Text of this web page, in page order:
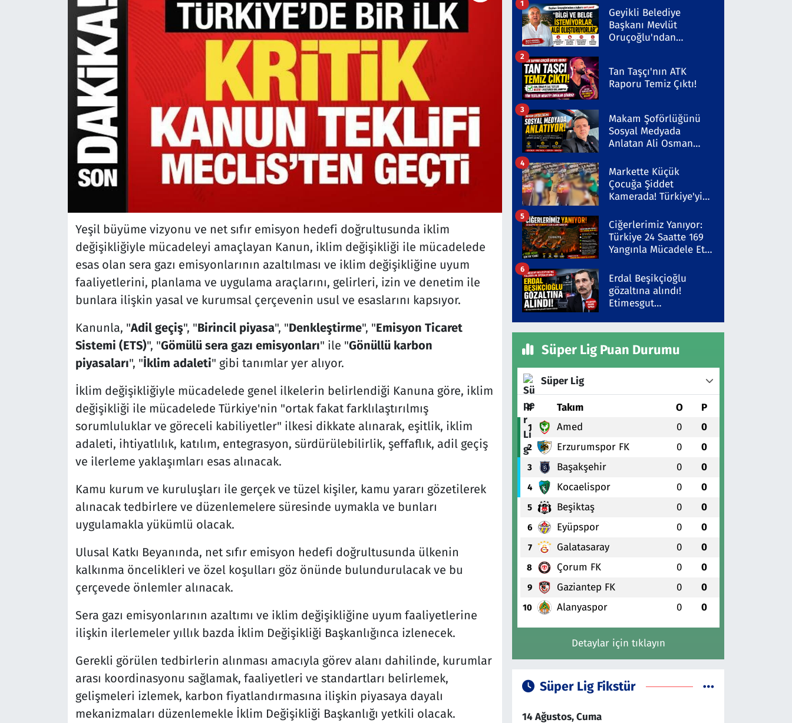
Yeşil büyüme vizyonu ve net sıfır emisyon hedefi doğrultusunda iklim
değişikliğiyle mücadeleyi amaçlayan Kanun, iklim değişikliği ile mücadelede
esas olan sera gazı emisyonlarının azaltılması ve iklim değişikliğine uyum
faaliyetlerini, planlama ve uygulama araçlarını, gelirleri, izin ve denetim ile
bunlara ilişkin yasal ve kurumsal çerçevenin usul ve esaslarını kapsıyor.
Kanunla, "Adil geçiş", "Birincil piyasa", "Denkleştirme", "Emisyon Ticaret
Sistemi (ETS)", "Gömülü sera gazı emisyonları" ile "Gönüllü karbon
piyasaları", "İklim adaleti" gibi tanımlar yer alıyor.
İklim değişikliğiyle mücadelede genel ilkelerin belirlendiği Kanuna göre, iklim
değişikliği ile mücadelede Türkiye'nin "ortak fakat farklılaştırılmış
sorumluluklar ve göreceli kabiliyetler" ilkesi dikkate alınarak, eşitlik, iklim
adaleti, ihtiyatlılık, katılım, entegrasyon, sürdürülebilirlik, şeffaflık, adil geçiş
ve ilerleme yaklaşımları esas alınacak.
Kamu kurum ve kuruluşları ile gerçek ve tüzel kişiler, kamu yararı gözetilerek
alınacak tedbirlere ve düzenlemelere süresinde uymakla ve bunları
uygulamakla yükümlü olacak.
Ulusal Katkı Beyanında, net sıfır emisyon hedefi doğrultusunda ülkenin
kalkınma öncelikleri ve özel koşulları göz önünde bulundurulacak ve bu
çerçevede önlemler alınacak.
Sera gazı emisyonlarının azaltımı ve iklim değişikliğine uyum faaliyetlerine
ilişkin ilerlemeler yıllık bazda İklim Değişikliği Başkanlığınca izlenecek.
Gerekli görülen tedbirlerin alınması amacıyla görev alanı dahilinde, kurumlar
arası koordinasyonu sağlamak, faaliyetleri ve standartları belirlemek,
gelişmeleri izlemek, karbon fiyatlandırmasına ilişkin piyasaya dayalı
mekanizmaları düzenlemekle İklim Değişikliği Başkanlığı yetkili olacak.
Geyikli Belediye
Başkanı Mevlüt
Oruçoğlu'ndan
1
Tan Taşçı'nın ATK
Raporu Temiz Çıktı!
2
Makam Şoförlüğünü
Sosyal Medyada
Anlatan Ali Osman
3
Markette Küçük
Çocuğa Şiddet
Kamerada! Türkiye'yi
Şüpheli Gözaltında
4
Ciğerlerimiz Yanıyor:
Türkiye 24 Saatte 169
Yangınla Mücadele Etti!
5
Erdal Beşikçioğlu
gözaltına alındı!
Etimesgut
6
Süper Lig Puan Durumu
Süper Lig
# Takım O P
1 Amed 0 0
2 Erzurumspor FK 0 0
3 Başakşehir 0 0
4 Kocaelispor 0 0
5 Beşiktaş 0 0
6 Eyüpspor 0 0
7 Galatasaray 0 0
8 Çorum FK 0 0
9 Gaziantep FK 0 0
10 Alanyaspor 0 0
Detaylar için tıklayın
Süper Lig Fikstür
14 Ağustos, Cuma
Çevre & Doğa